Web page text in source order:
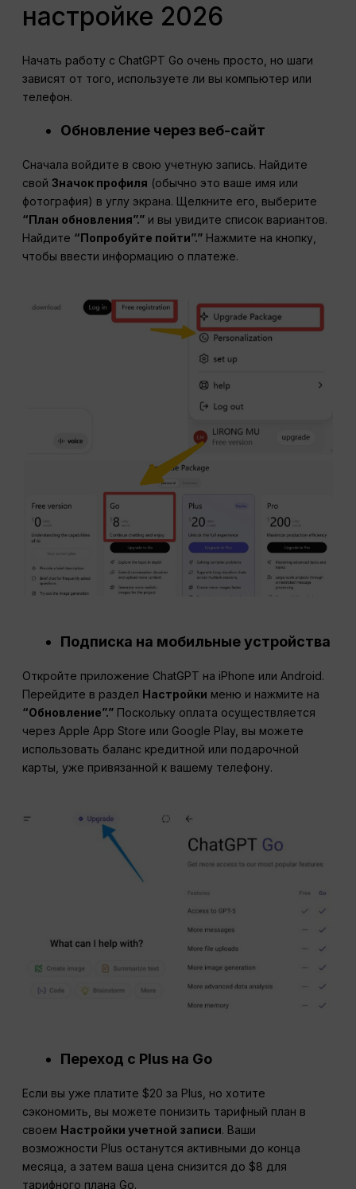
настройке 2026
Начать работу с ChatGPT Go очень просто, но шаги
зависят от того, используете ли вы компьютер или
телефон.
Обновление через веб-сайт
Сначала войдите в свою учетную запись. Найдите
свойЗначок профиля (обычно это ваше имя или
фотография) в углу экрана. Щелкните его, выберите
“План обновления”.” и вы увидите список вариантов.
Найдите “Попробуйте пойти”.” Нажмите на кнопку,
чтобы ввести информацию о платеже.
Подписка на мобильные устройства
Откройте приложение ChatGPT на iPhone или Android.
Перейдите в раздел Настройки меню и нажмите на
“Обновление”.” Поскольку оплата осуществляется
через Apple App Store или Google Play, вы можете
использовать баланс кредитной или подарочной
карты, уже привязанной к вашему телефону.
Переход с Plus на Go
Если вы уже платите $20 за Plus, но хотите
сэкономить, вы можете понизить тарифный план в
своем Настройки учетной записи. Ваши
возможности Plus останутся активными до конца
месяца, а затем ваша цена снизится до $8 для
тарифного плана Go.